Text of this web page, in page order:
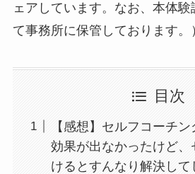
ェアしています。なお、本体
て事務所に保管しております。
目次
【感想】セルフコーチ
効果が出なかったけど、
けるとすんなり解決し